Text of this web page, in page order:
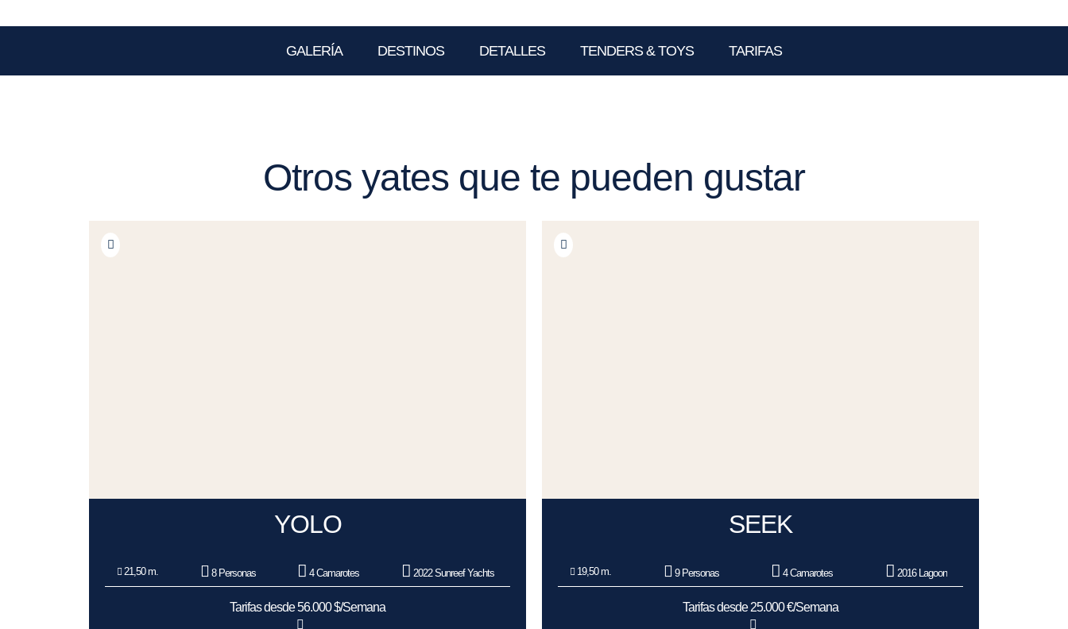
GALERÍA DESTINOS DETALLES TENDERS & TOYS TARIFAS
Otros yates que te pueden gustar
YOLO
21,50 m. 8 Personas 4 Camarotes 2022 Sunreef Yachts
Tarifas desde 56.000 $/Semana
SEEK
19,50 m. 9 Personas 4 Camarotes 2016 Lagoon
Tarifas desde 25.000 €/Semana